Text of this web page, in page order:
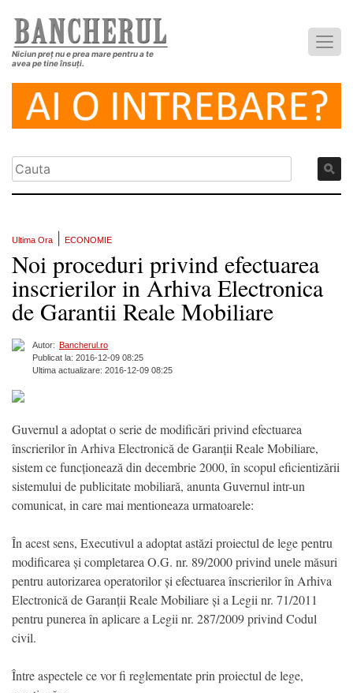
Niciun preț nu e prea mare pentru a te
avea pe tine însuți.
Ultima Ora ECONOMIE
Noi proceduri privind efectuarea
inscrierilor in Arhiva Electronica
de Garantii Reale Mobiliare
Autor: Bancherul.ro
Publicat la: 2016-12-09 08:25
Ultima actualizare: 2016-12-09 08:25
Guvernul a adoptat o serie de modificări privind efectuarea
înscrierilor în Arhiva Electronică de Garanții Reale Mobiliare,
sistem ce funcționează din decembrie 2000, în scopul eficientizării
sistemului de publicitate mobiliară, anunta Guvernul intr-un
comunicat, in care mai mentioneaza urmatoarele:
În acest sens, Executivul a adoptat astăzi proiectul de lege pentru
modificarea și completarea O.G. nr. 89/2000 privind unele măsuri
pentru autorizarea operatorilor și efectuarea înscrierilor în Arhiva
Electronică de Garanții Reale Mobiliare și a Legii nr. 71/2011
pentru punerea în aplicare a Legii nr. 287/2009 privind Codul
civil.
Între aspectele ce vor fi reglementate prin proiectul de lege,